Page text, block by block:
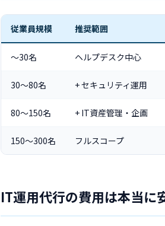
従業員規模 推奨範囲
〜30名 ヘルプデスク中心
30〜80名 + セキュリティ運用
80〜150名 + IT資産管理・企画
150〜300名 フルスコープ
IT運用代行の費用は本当に